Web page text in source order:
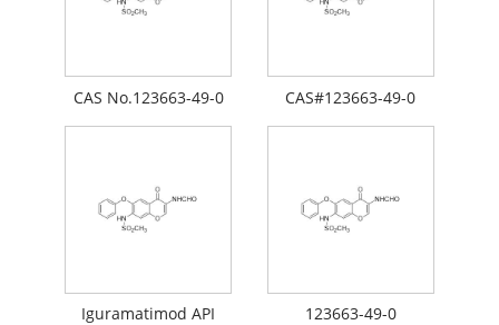
CAS No.123663-49-0 CAS#123663-49-0
Iguramatimod API 123663-49-0